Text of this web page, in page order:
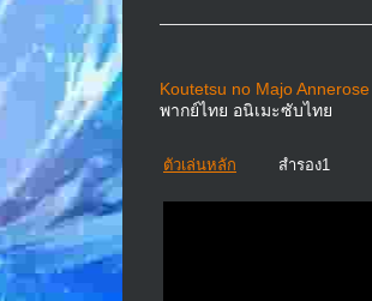
Koutetsu no Majo Annerose
พากย์ไทย อนิเมะซับไทย
ตัวเล่นหลัก สำรอง1